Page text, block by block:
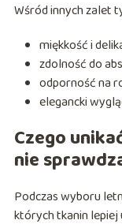
Wśród innych zalet
miękkość i
zdolność do
odporność na
elegancki
Czego
nie
Podczas wyboru
których tkanin lepiej